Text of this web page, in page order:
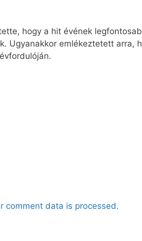
hogy a hit évének
Ugyanakkor emlékeztetett arra,
comment data is processed.